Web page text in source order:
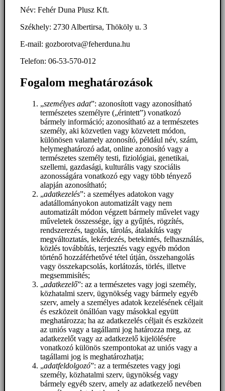
Név: Fehér Duna Plusz Kft.
Székhely: 2730 Albertirsa, Thököly u. 3
E-mail: gozborotva@feherduna.hu
Telefon: 06-53-570-012
Fogalom meghatározások
„személyes adat”: azonosított vagy azonosítható
természetes személyre („érintett”) vonatkozó
bármely információ; azonosítható az a természetes
személy, aki közvetlen vagy közvetett módon,
különösen valamely azonosító, például név, szám,
helymeghatározó adat, online azonosító vagy a
természetes személy testi, fiziológiai, genetikai,
szellemi, gazdasági, kulturális vagy szociális
azonosságára vonatkozó egy vagy több tényező
alapján azonosítható;
„adatkezelés”: a személyes adatokon vagy
adatállományokon automatizált vagy nem
automatizált módon végzett bármely művelet vagy
műveletek összessége, így a gyűjtés, rögzítés,
rendszerezés, tagolás, tárolás, átalakítás vagy
megváltoztatás, lekérdezés, betekintés, felhasználás,
közlés továbbítás, terjesztés vagy egyéb módon
történő hozzáférhetővé tétel útján, összehangolás
vagy összekapcsolás, korlátozás, törlés, illetve
megsemmisítés;
„adatkezelő”: az a természetes vagy jogi személy,
közhatalmi szerv, ügynökség vagy bármely egyéb
szerv, amely a személyes adatok kezelésének céljait
és eszközeit önállóan vagy másokkal együtt
meghatározza; ha az adatkezelés céljait és eszközeit
az uniós vagy a tagállami jog határozza meg, az
adatkezelőt vagy az adatkezelő kijelölésére
vonatkozó különös szempontokat az uniós vagy a
tagállami jog is meghatározhatja;
„adatfeldolgozó”: az a természetes vagy jogi
személy, közhatalmi szerv, ügynökség vagy
bármely egyéb szerv, amely az adatkezelő nevében